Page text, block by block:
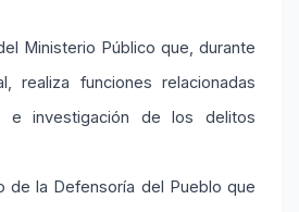
Ministerio Público que, durante
realiza funciones relacionadas
e investigación de los delitos
de la Defensoría del Pueblo que